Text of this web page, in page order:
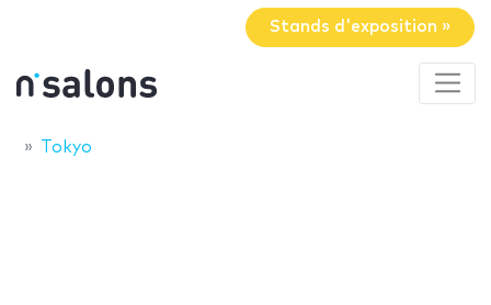
Stands d'exposition »
Tokyo